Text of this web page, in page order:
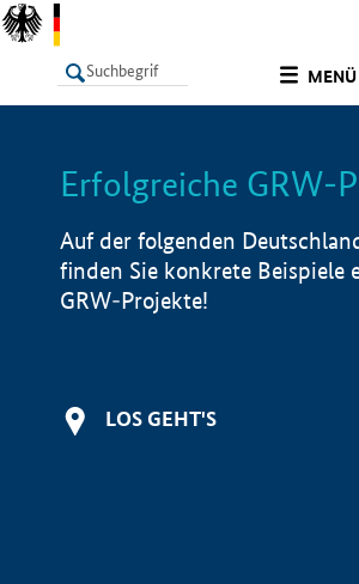
MENÜ
LISTE
Erfolgreiche GRW-
Auf der folgenden
finden Sie konkrete Beispiele
GRW-Projekte!
LOS GEHT'S